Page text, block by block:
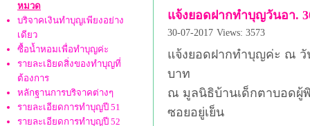
หมวด
บริจาคเงินทำบุญเพียงอย่าง
เดียว
ซื้อน้ำหอมเพื่อทำบุญค่ะ
รายละเอิยดสิ่งของทำบุญที่
ต้องการ
หลักฐานการบริจาคต่างๆ
รายละเอียดการทำบุญปี 51
รายละเอียดการทำบุญปี 52
แจ้งยอดฝากทำบุญวันอา.
30-07-2017 Views: 3573
แจ้งยอดฝากทำบุญค่ะ ณ วั
บาท
ณ มูลนิธิบ้านเด็กตาบอดผู้
ซอยอยู่เย็น